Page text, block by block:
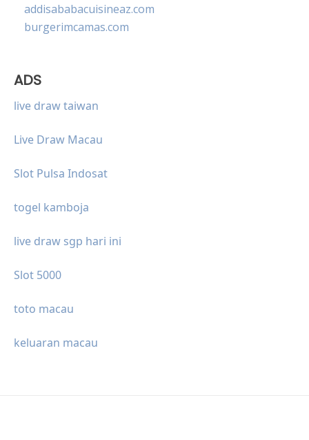
addisababacuisineaz.com
burgerimcamas.com
ADS
live draw taiwan
Live Draw Macau
Slot Pulsa Indosat
togel kamboja
live draw sgp hari ini
Slot 5000
toto macau
keluaran macau